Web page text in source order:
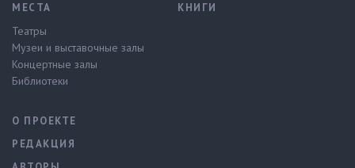
МЕСТА
Театры
Музеи и выставочные залы
Концертные залы
Библиотеки
КНИГИ
О ПРОЕКТЕ
РЕДАКЦИЯ